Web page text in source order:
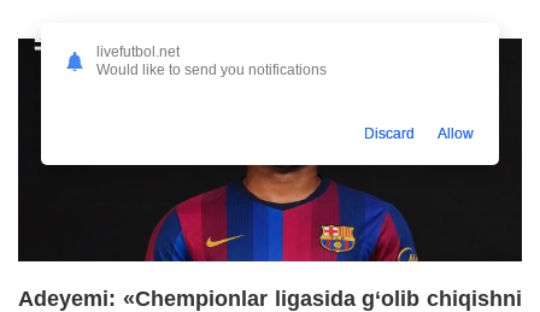
Adeyemi: «Chempionlar ligasida g‘olib chiqishni
livefutbol.net
Would like to send you notifications
Discard Allow